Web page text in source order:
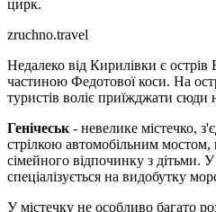
цирк.
zruchno.travel
Недалеко від Кирилівки є
частиною Федотової коси. На
туристів воліє приїжджати сюди
Генічеськ - невелике містечко,
стрілкою автомобільним мостом,
сімейного відпочинку з дітьми.
спеціалізується на видобутку
У містечку не особливо багато